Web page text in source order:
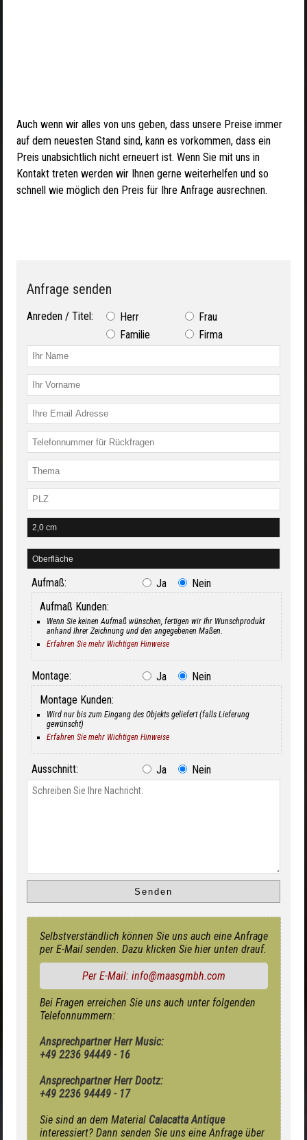
Auch wenn wir alles von uns geben, dass unsere Preise immer
auf dem neuesten Stand sind, kann es vorkommen, dass ein
Preis unabsichtlich nicht erneuert ist. Wenn Sie mit uns in
Kontakt treten werden wir Ihnen gerne weiterhelfen und so
schnell wie möglich den Preis für Ihre Anfrage ausrechnen.
Anfrage senden
Anreden / Titel: Herr
Frau
Familie
Firma
Aufmaß: Ja
Nein
Aufmaß Kunden:
Wenn Sie keinen Aufmaß wünschen, fertigen wir Ihr Wunschprodukt
anhand Ihrer Zeichnung und den angegebenen Maßen.
Erfahren Sie mehr Wichtigen Hinweise
Montage: Ja
Nein
Montage Kunden:
Wird nur bis zum Eingang des Objekts geliefert (falls Lieferung
gewünscht)
Erfahren Sie mehr Wichtigen Hinweise
Ausschnitt: Ja Nein
Selbstverständlich können Sie uns auch eine Anfrage
per E-Mail senden. Dazu klicken Sie hier unten drauf.
Per E-Mail: info@maasgmbh.com
Bei Fragen erreichen Sie uns auch unter folgenden
Telefonnummern:
Ansprechpartner Herr Music:
+49 2236 94449 - 16
Ansprechpartner Herr Dootz:
+49 2236 94449 - 17
Sie sind an dem Material Calacatta Antique
interessiert? Dann senden Sie uns eine Anfrage über